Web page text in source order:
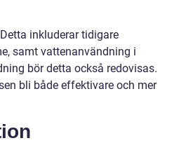
inkluderar tidigare
samt vattenanvändning i
bör detta också redovisas.
bli både effektivare och mer